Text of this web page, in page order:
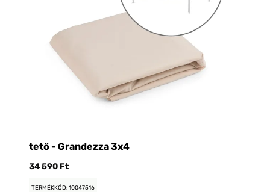
tető - Grandezza 3x4
34 590 Ft
TERMÉKKÓD: 10047516